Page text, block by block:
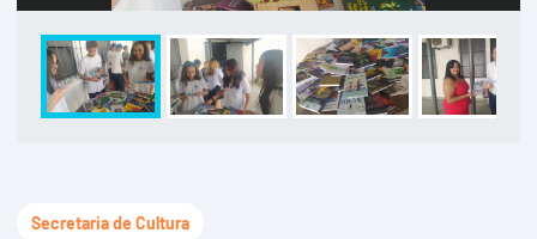
Secretaria de Cultura